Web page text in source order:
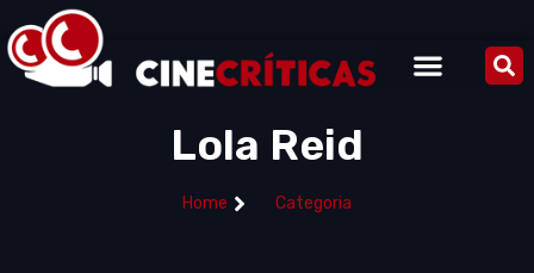
Lola Reid
Home Categoria